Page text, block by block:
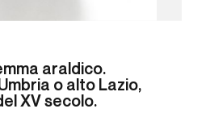
araldico.
o alto Lazio,
XV secolo.